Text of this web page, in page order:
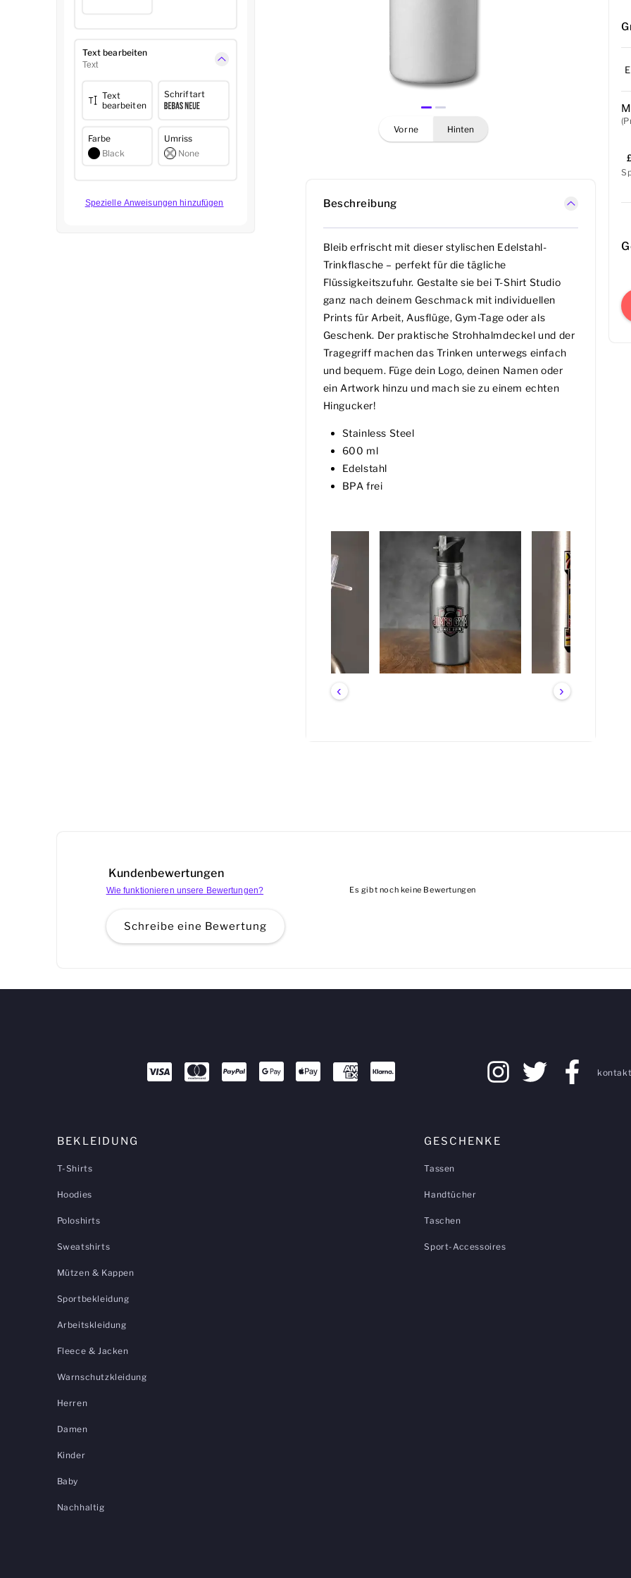
Text bearbeiten
Text
Text
bearbeiten
Schriftart
Farbe
Black
Umriss
None
Spezielle Anweisungen hinzufügen
vorne hinten
Beschreibung
Bleib erfrischt mit dieser stylischen Edelstahl-
Trinkflasche – perfekt für die tägliche
Flüssigkeitszufuhr. Gestalte sie bei T-Shirt Studio
ganz nach deinem Geschmack mit individuellen
Prints für Arbeit, Ausflüge, Gym-Tage oder als
Geschenk. Der praktische Strohhalmdeckel und der
Tragegriff machen das Trinken unterwegs einfach
und bequem. Füge dein Logo, deinen Namen oder
ein Artwork hinzu und mach sie zu einem echten
Hingucker!
Stainless Steel
600 ml
Edelstahl
BPA frei
‹ ›
Kundenbewertungen
Wie funktionieren unsere Bewertungen?
Schreibe eine Bewertung
Es gibt noch keine Bewertungen
BEKLEIDUNG
T-Shirts
Hoodies
Poloshirts
Sweatshirts
Mützen & Kappen
Sportbekleidung
Arbeitskleidung
Fleece & Jacken
Warnschutzkleidung
Herren
Damen
Kinder
Baby
Nachhaltig
GESCHENKE
Tassen
Handtücher
Taschen
Sport-Accessoires